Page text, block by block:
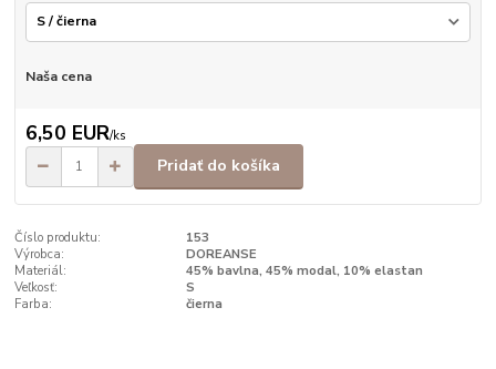
Naša cena
6,50 EUR/ks
Pridať do košíka
Číslo produktu:
153
Výrobca:
DOREANSE
Materiál:
45% bavlna, 45% modal, 10% elastan
Veľkosť:
S
Farba:
čierna